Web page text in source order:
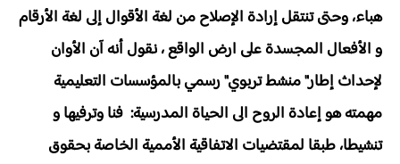
هباء، وحتى تنتقل إرادة الإصلاح من لغة الأقوال إلى لغة الأرقام
و الأفعال المجسدة على ارض الواقع ، نقول أنه آن الأوان
لإحداث إطار" منشط تربوي" رسمي بالمؤسسات التعليمية
مهمته هو إعادة الروح الى الحياة المدرسية: فنا وترفيها و
تنشيطا، طبقا لمقتضيات الاتفاقية الأممية الخاصة بحقوق